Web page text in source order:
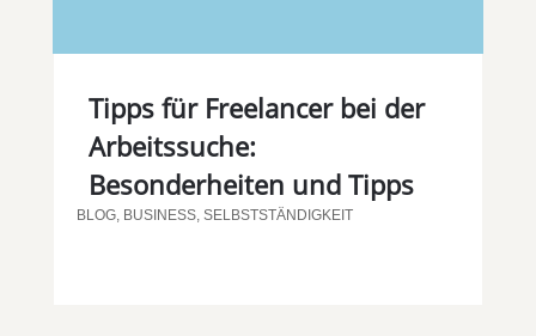
Tipps für Freelancer bei der
Arbeitssuche:
Besonderheiten und Tipps
BLOG, BUSINESS, SELBSTSTÄNDIGKEIT